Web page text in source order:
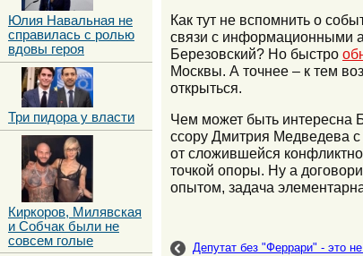
Как тут не вспомнить о
связи с информационными
Березовский? Но быстро
Москвы. А точнее – к тем
открыться.
Чем может быть интересна
ссору Дмитрия Медведева
от сложившейся
точкой опоры. Ну а
опытом, задача
Депутат без "Феррари" - это
Юлия Навальная не
справилась с ролью
вдовы героя
Три пидора у власти
Киркоров, Милявская
и Собчак были не
совсем голые